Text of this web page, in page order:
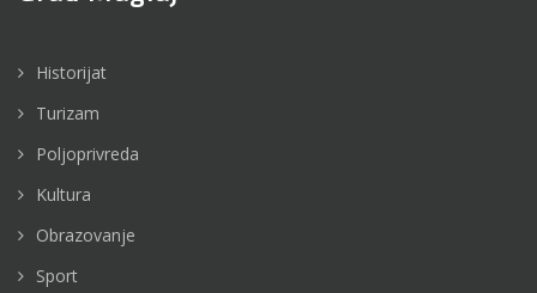
Historijat
Turizam
Poljoprivreda
Kultura
Obrazovanje
Sport